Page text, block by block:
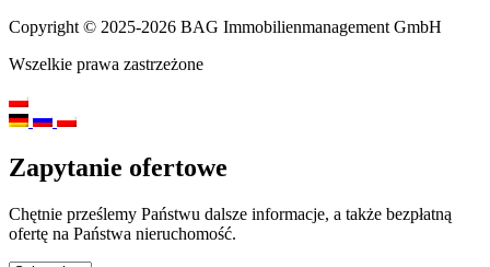
Copyright © 2025-2026 BAG Immobilienmanagement GmbH
Wszelkie prawa zastrzeżone
Zapytanie ofertowe
Chętnie prześlemy Państwu dalsze informacje, a także bezpłatną
ofertę na Państwa nieruchomość.